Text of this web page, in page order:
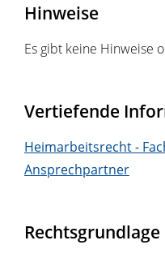
Hinweise
Es gibt keine Hinweise
Vertiefende
Heimarbeitsrecht -
Ansprechpartner
Rechtsgrundlage